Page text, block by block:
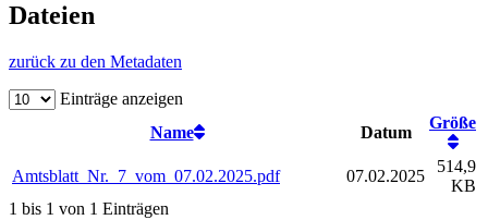
Dateien
zurück zu den Metadaten
Einträge anzeigen
Name
Datum
Größe
Amtsblatt_Nr._7_vom_07.02.2025.pdf 07.02.2025
514,9
KB
1 bis 1 von 1 Einträgen